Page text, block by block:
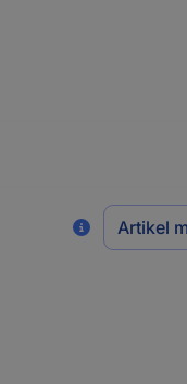
Artikel